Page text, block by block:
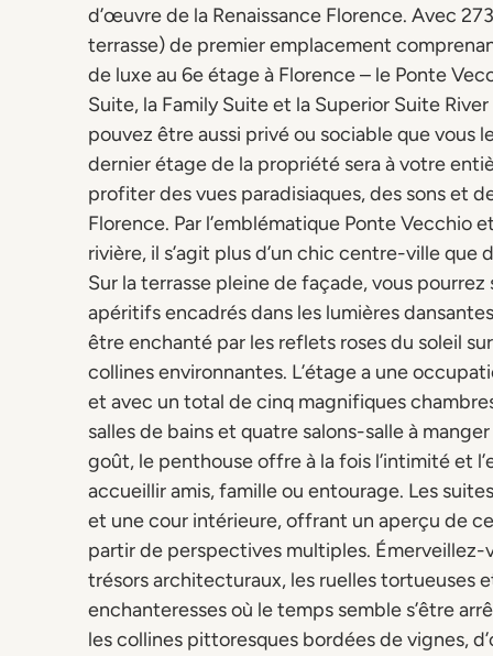
d’œuvre de la Renaissance Florence. Avec
terrasse) de premier emplacement
de luxe au 6e étage à Florence – le Ponte
Suite, la Family Suite et la Superior Suite
pouvez être aussi privé ou sociable que vous
dernier étage de la propriété sera à votre
profiter des vues paradisiaques, des sons et
Florence. Par l’emblématique Ponte Vecchio
rivière, il s’agit plus d’un chic centre-ville que
Sur la terrasse pleine de façade, vous pourrez
apéritifs encadrés dans les lumières
être enchanté par les reflets roses du soleil
collines environnantes. L’étage a une
et avec un total de cinq magnifiques
salles de bains et quatre salons-salle à
goût, le penthouse offre à la fois l’intimité et
accueillir amis, famille ou entourage. Les
et une cour intérieure, offrant un aperçu de
partir de perspectives multiples. Émerveillez-
trésors architecturaux, les ruelles tortueuses
enchanteresses où le temps semble s’être
les collines pittoresques bordées de vignes,